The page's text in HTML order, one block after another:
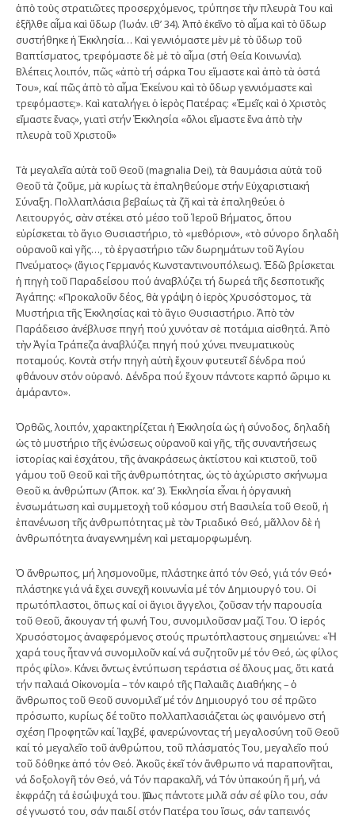
ἀπὸ τοὺς στρατιῶτες προσερχόμενος, τρύπησε τὴν πλευρὰ Του καὶ
ἐξῆλθε αἷμα καὶ ὕδωρ (Ἰωάν. ιθ’ 34). Ἀπὸ ἐκεῖνο τὸ αἷμα καὶ τὸ ὕδωρ
συστήθηκε ἡ Ἐκκλησία… Καὶ γεννιόμαστε μὲν μὲ τὸ ὕδωρ τοῦ
Βαπτίσματος, τρεφόμαστε δὲ μὲ τὸ αἷμα (στή Θεία Κοινωνία).
Βλέπεις λοιπόν, πῶς «ἀπὸ τή σάρκα Του εἴμαστε καὶ ἀπὸ τὰ ὀστά
Του», καί πῶς ἀπὸ τὸ αἷμα Ἐκείνου καὶ τὸ ὕδωρ γεννιόμαστε καὶ
τρεφόμαστε;». Καὶ καταλήγει ὁ ἱερὸς Πατέρας: «Ἐμεῖς καὶ ὁ Χριστὸς
εἴμαστε ἕνας», γιατὶ στήν Ἐκκλησία «ὅλοι εἴμαστε ἕνα ἀπὸ τὴν
πλευρὰ τοῦ Χριστοῦ»
Τὰ μεγαλεῖα αὐτὰ τοῦ Θεοῦ (magnalia Dei), τὰ θαυμάσια αὐτὰ τοῦ
Θεοῦ τὰ ζοῦμε, μὰ κυρίως τὰ ἐπαληθεύομε στήν Εὐχαριστιακή
Σύναξη. Πολλαπλάσια βεβαίως τὰ ζῆ καὶ τὰ ἐπαληθεύει ὁ
Λειτουργός, σὰν στέκει στό μέσο τοῦ Ἱεροῦ Βήματος, ὅπου
εὑρίσκεται τὸ ἅγιο Θυσιαστήριο, τὸ «μεθόριον», «τὸ σύνορο δηλαδὴ
οὐρανοῦ καὶ γῆς…, τὸ ἐργαστήριο τῶν δωρημάτων τοῦ Ἁγίου
Πνεύματος» (ἅγιος Γερμανός Κωνσταντινουπόλεως). Ἐδῶ βρίσκεται
ἡ πηγὴ τοῦ Παραδείσου πού ἀναβλύζει τή δωρεά τῆς δεσποτικῆς
Ἀγάπης: «Προκαλοῦν δέος, θὰ γράψη ὁ ἱερὸς Χρυσόστομος, τὰ
Μυστήρια τῆς Ἐκκλησίας καὶ τὸ ἅγιο Θυσιαστήριο. Ἀπὸ τὸν
Παράδεισο ἀνέβλυσε πηγή πού χυνόταν σὲ ποτάμια αἰσθητά. Ἀπὸ
τὴν Ἁγία Τράπεζα ἀναβλύζει πηγή πού χύνει πνευματικοὺς
ποταμούς. Κοντὰ στήν πηγὴ αὐτὴ ἔχουν φυτευτεῖ δένδρα πού
φθάνουν στόν οὐρανό. Δένδρα πού ἔχουν πάντοτε καρπό ὥριμο κι
ἀμάραντο».
Ὀρθῶς, λοιπόν, χαρακτηρίζεται ἡ Ἐκκλησία ὡς ἡ σύνοδος, δηλαδὴ
ὡς τὸ μυστήριο τῆς ἑνώσεως οὐρανοῦ καὶ γῆς, τῆς συναντήσεως
ἱστορίας καὶ ἐσχάτου, τῆς ἀνακράσεως ἀκτίστου καὶ κτιστοῦ, τοῦ
γάμου τοῦ Θεοῦ καὶ τῆς ἀνθρωπότητας, ὡς τὸ ἀχώριστο σκήνωμα
Θεοῦ κι ἀνθρώπων (Ἀποκ. κα’ 3). Ἐκκλησία εἶναι ἡ ὀργανικὴ
ἐνσωμάτωση καὶ συμμετοχὴ τοῦ κόσμου στή Βασιλεία τοῦ Θεοῦ, ἡ
ἐπανένωση τῆς ἀνθρωπότητας μὲ τὸν Τριαδικό Θεό, μᾶλλον δὲ ἡ
ἀνθρωπότητα ἀναγεννημένη καὶ μεταμορφωμένη.
Ὁ ἄνθρωπος, μή λησμονοῦμε, πλάστηκε ἀπό τόν Θεό, γιά τόν Θεό•
πλάστηκε γιά νά ἔχει συνεχῆ κοινωνία μέ τόν Δημιουργό του. Οἱ
πρωτόπλαστοι, ὅπως καί οἱ ἅγιοι ἄγγελοι, ζοῦσαν τήν παρουσία
τοῦ Θεοῦ, ἄκουγαν τή φωνή Του, συνομιλοῦσαν μαζί Του. Ὁ ἱερός
Χρυσόστομος ἀναφερόμενος στούς πρωτόπλαστους σημειώνει: «Ἡ
χαρά τους ἦταν νά συνομιλοῦν καί νά συζητοῦν μέ τόν Θεό, ὡς φίλος
πρός φίλο». Κάνει ὄντως ἐντύπωση τεράστια σέ ὅλους μας, ὅτι κατά
τήν παλαιά Οἰκονομία – τόν καιρό τῆς Παλαιᾶς Διαθήκης – ὁ
ἄνθρωπος τοῦ Θεοῦ συνομιλεῖ μέ τόν Δημιουργό του σέ πρῶτο
πρόσωπο, κυρίως δέ τοῦτο πολλαπλασιάζεται ὡς φαινόμενο στή
σχέση Προφητῶν καί Ἰαχβέ, φανερώνοντας τή μεγαλοσύνη τοῦ Θεοῦ
καί τό μεγαλεῖο τοῦ ἀνθρώπου, τοῦ πλάσματός Του, μεγαλεῖο πού
τοῦ δόθηκε ἀπό τόν Θεό. Ἀκοῦς ἐκεῖ τόν ἄνθρωπο νά παραπονῆται,
νά δοξολογῆ τόν Θεό, νά Τόν παρακαλῆ, νά Τόν ὑπακούη ἤ μή, νά
ἐκφράζη τά ἐσώψυχά του. Ὅμως πάντοτε μιλᾶ σάν σέ φίλο του, σάν
σέ γνωστό του, σάν παιδί στόν Πατέρα του ἴσως, σάν ταπεινός